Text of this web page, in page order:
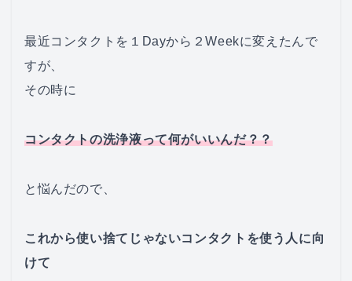
最近コンタクトを１Dayから２Weekに変えたんで
すが、
その時に
コンタクトの洗浄液って何がいいんだ？？
と悩んだので、
これから使い捨てじゃないコンタクトを使う人に向
けて